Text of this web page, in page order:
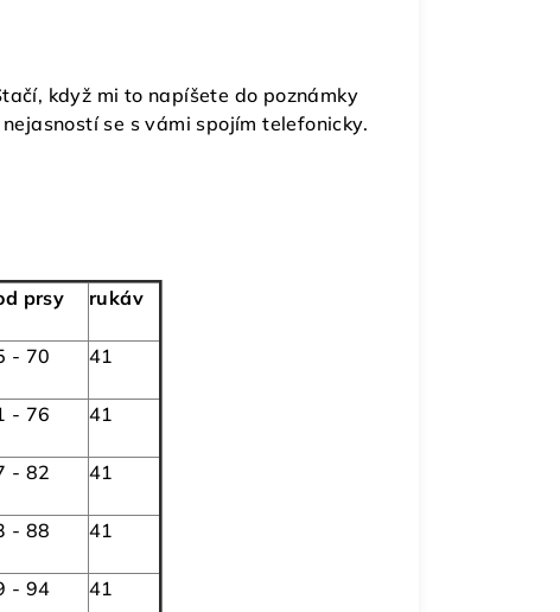
když mi to napíšete do poznámky
se s vámi spojím telefonicky.
prsy rukáv
- 70 41
- 76 41
- 82 41
- 88 41
- 94 41